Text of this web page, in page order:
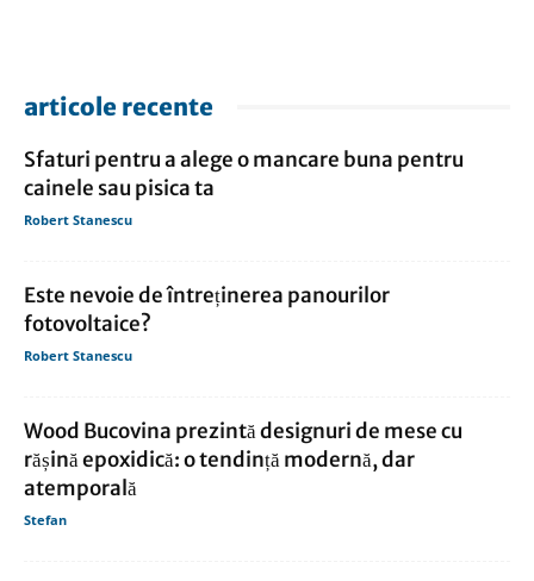
articole recente
Sfaturi pentru a alege o mancare buna pentru
cainele sau pisica ta
Robert Stanescu
Este nevoie de întreținerea panourilor
fotovoltaice?
Robert Stanescu
Wood Bucovina prezintă designuri de mese cu
rășină epoxidică: o tendință modernă, dar
atemporală
Stefan